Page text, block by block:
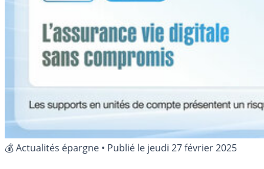
💰 Actualités épargne • Publié le jeudi 27 février 2025